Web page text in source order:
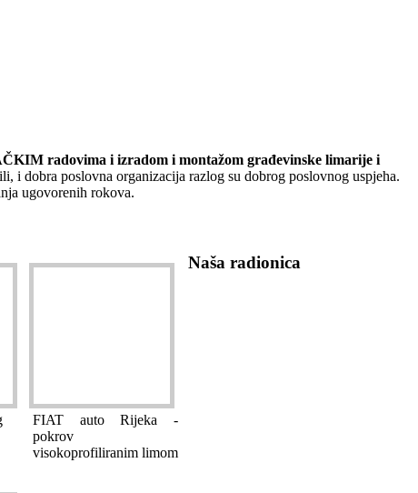
radovima i izradom i montažom građevinske limarije i
i dobra poslovna organizacija razlog su dobrog poslovnog uspjeha.
ugovorenih rokova.
FIAT auto Rijeka -
pokrov
visokoprofiliranim limom
Naša radionica